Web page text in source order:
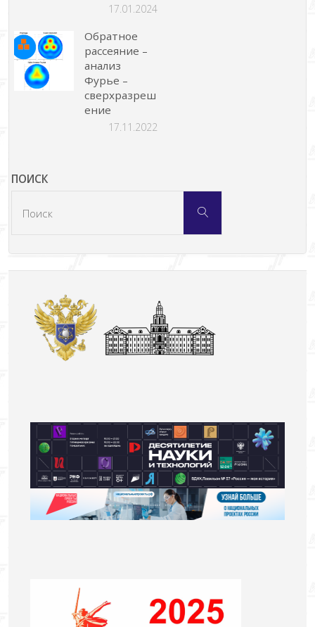
17.01.2024
Обратное
рассеяние –
анализ
Фурье –
сверхразреш
ение
17.11.2022
ПОИСК
Поиск